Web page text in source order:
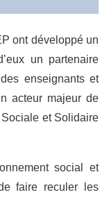
ont développé un
un partenaire
enseignants et
acteur majeur de
Sociale et Solidaire
social et
faire reculer les